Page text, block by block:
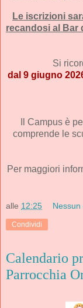
Le iscrizioni
recandosi al Bar
Si
dal 9 giugno
Il Campus è
comprende le
Per maggiori
alle 12:25
Condividi
Calendario
Parrocchia